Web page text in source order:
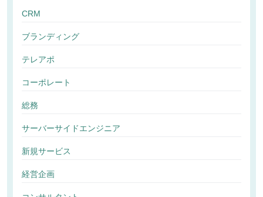
CRM
ブランディング
テレアポ
コーポレート
総務
サーバーサイドエンジニア
新規サービス
経営企画